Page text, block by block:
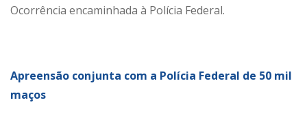
Ocorrência encaminhada à Polícia Federal.
Apreensão conjunta com a Polícia Federal de 50 mil
maços